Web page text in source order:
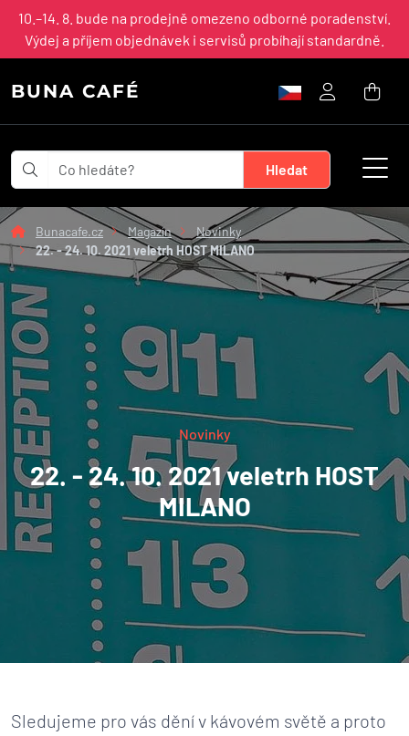
10.–14. 8. bude na prodejně omezeno odborné poradenství.
Výdej a příjem objednávek i servisů probíhají standardně.
BUNA CAFÉ
Bunacafe.cz Magazín
Novinky
22. - 24. 10. 2021 veletrh HOST MILANO
Novinky
22. - 24. 10. 2021 veletrh HOST
MILANO
Sledujeme pro vás dění v kávovém světě a proto